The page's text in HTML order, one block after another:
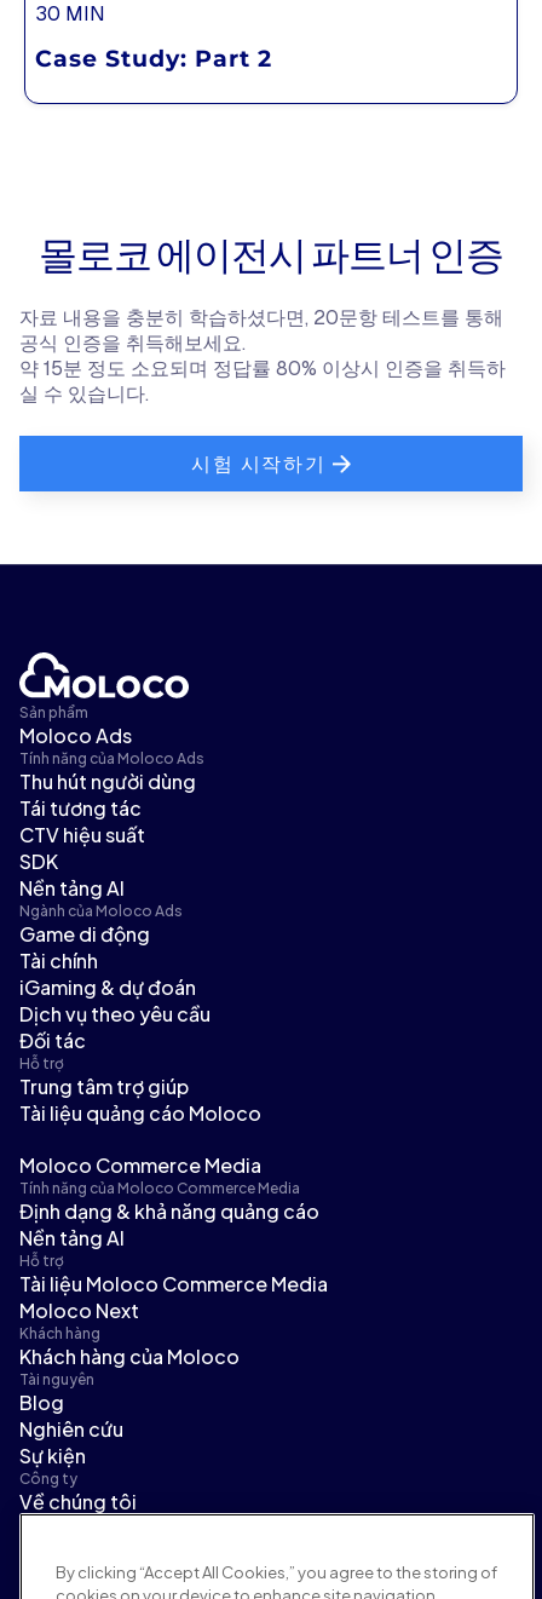
30 MIN
Case Study: Part 2
몰로코 에이전시 파트너 인증
자료 내용을 충분히 학습하셨다면, 20문항 테스트를 통해
공식 인증을 취득해보세요.
약 15분 정도 소요되며 정답률 80% 이상시 인증을 취득하
실 수 있습니다.
시험 시작하기
Sản phẩm
Moloco Ads
Tính năng của Moloco Ads
Thu hút người dùng
Tái tương tác
CTV hiệu suất
SDK
Nền tảng AI
Ngành của Moloco Ads
Game di động
Tài chính
iGaming & dự đoán
Dịch vụ theo yêu cầu
Đối tác
Hỗ trợ
Trung tâm trợ giúp
Tài liệu quảng cáo Moloco
Moloco Commerce Media
Tính năng của Moloco Commerce Media
Định dạng & khả năng quảng cáo
Nền tảng AI
Hỗ trợ
Tài liệu Moloco Commerce Media
Moloco Next
Khách hàng
Khách hàng của Moloco
Tài nguyên
Blog
Nghiên cứu
Sự kiện
Công ty
Về chúng tôi
Tuyển dụng
By clicking “Accept All Cookies,” you agree to the storing of